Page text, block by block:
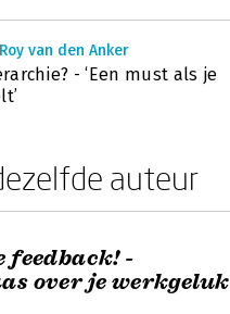
van den Anker
- ‘Een must als je
auteur
feedback! -
over je werkgeluk